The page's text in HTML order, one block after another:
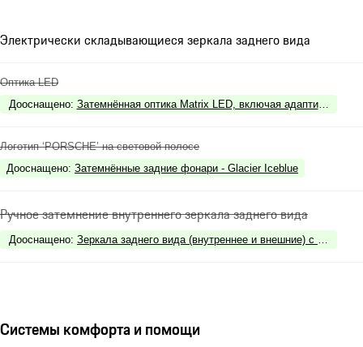
Электрически складывающиеся зеркала заднего вида
Оптика LED
Дооснащено: Затемнённая оптика Matrix LED, включая адаптивные
Логотип ‘PORSCHE’ на световой полосе
Дооснащено: Затемнённые задние фонари - Glacier Iceblue
Ручное затемнение внутреннего зеркала заднего вида
Дооснащено: Зеркала заднего вида (внутреннее и внешние) с
Системы комфорта и помощи